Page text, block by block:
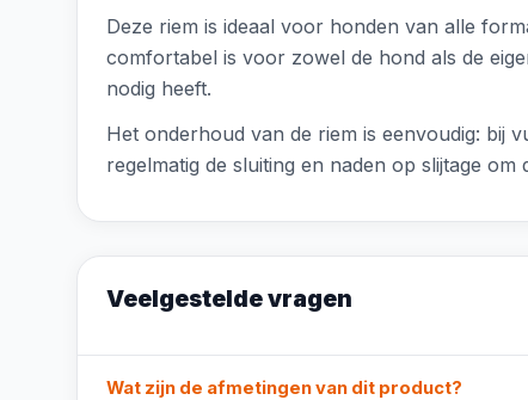
Deze riem is ideaal voor honden van alle
comfortabel is voor zowel de hond als de
nodig heeft.
Het onderhoud van de riem is eenvoudig: bij
regelmatig de sluiting en naden op slijtage om
Veelgestelde vragen
Wat zijn de afmetingen van dit product?